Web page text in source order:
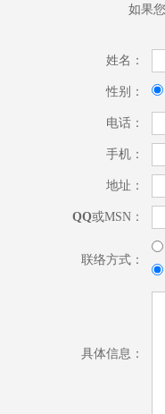
如果
姓名：
性别：
电话：
手机：
地址：
QQ或MSN：
联络方式：
具体信息：